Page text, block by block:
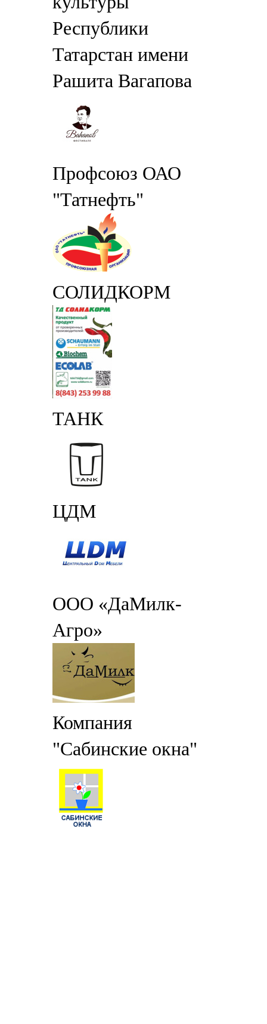
Республики
Татарстан имени
Рашита Вагапова
Профсоюз ОАО
"Татнефть"
СОЛИДКОРМ
ТАНК
ЦДМ
ООО «ДаМилк-
Агро»
Компания
"Сабинские окна"